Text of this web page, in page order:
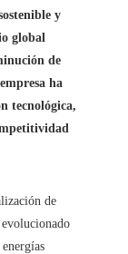
y
global
de
ha
tecnológica,
de